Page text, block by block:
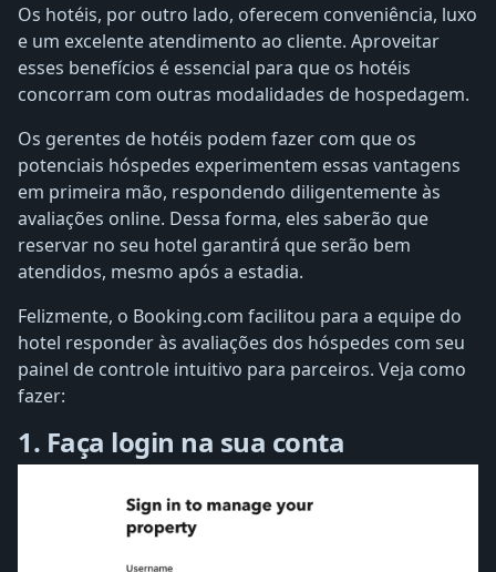
Os hotéis, por outro lado, oferecem conveniência, luxo
e um excelente atendimento ao cliente. Aproveitar
esses benefícios é essencial para que os hotéis
concorram com outras modalidades de hospedagem.
Os gerentes de hotéis podem fazer com que os
potenciais hóspedes experimentem essas vantagens
em primeira mão, respondendo diligentemente às
avaliações online. Dessa forma, eles saberão que
reservar no seu hotel garantirá que serão bem
atendidos, mesmo após a estadia.
Felizmente, o Booking.com facilitou para a equipe do
hotel responder às avaliações dos hóspedes com seu
painel de controle intuitivo para parceiros. Veja como
fazer:
1. Faça login na sua conta